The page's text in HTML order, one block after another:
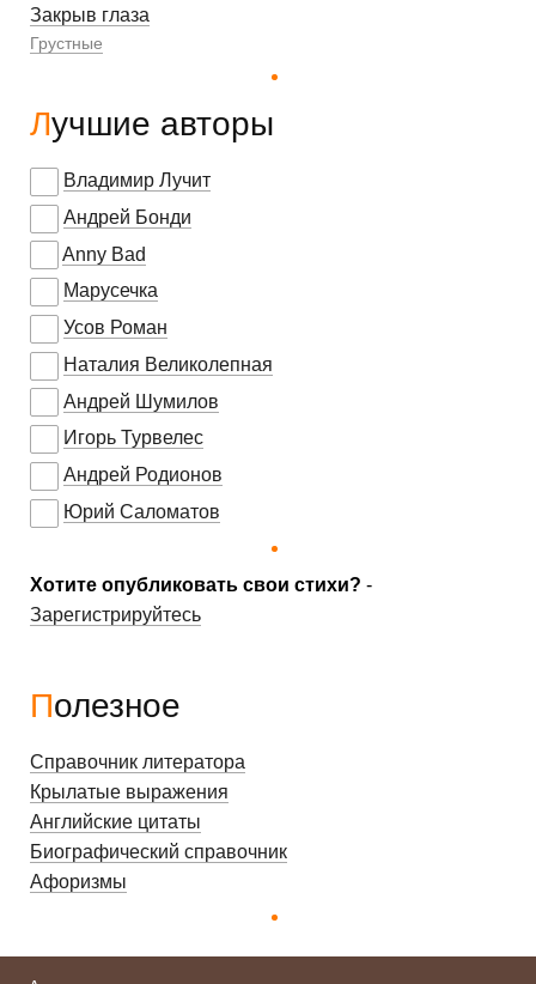
Закрыв глаза
Грустные
Лучшие авторы
Владимир Лучит
Андрей Бонди
Anny Bad
Марусечка
Усов Роман
Наталия Великолепная
Андрей Шумилов
Игорь Турвелес
Андрей Родионов
Юрий Саломатов
Хотите опубликовать свои стихи? -
Зарегистрируйтесь
Полезное
Справочник литератора
Крылатые выражения
Английские цитаты
Биографический справочник
Афоризмы